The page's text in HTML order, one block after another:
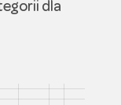
dla